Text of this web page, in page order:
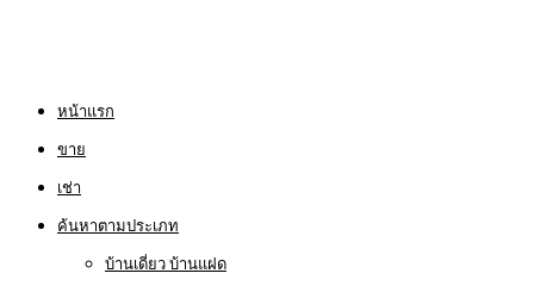
หน้าแรก
ขาย
เช่า
ค้นหาตามประเภท
บ้านเดี่ยว บ้านแฝด